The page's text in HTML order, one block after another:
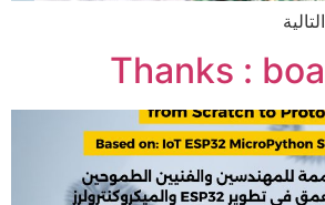
Thanks :